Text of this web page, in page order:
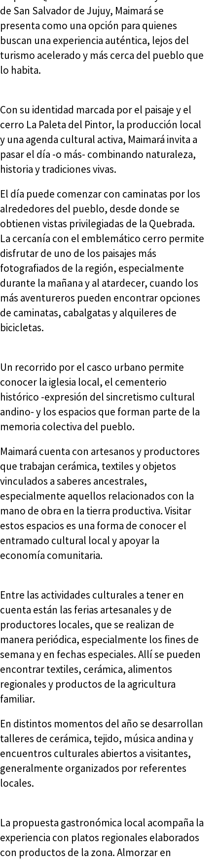
de San Salvador de Jujuy, Maimará se
presenta como una opción para quienes
buscan una experiencia auténtica, lejos del
turismo acelerado y más cerca del pueblo que
lo habita.
Con su identidad marcada por el paisaje y el
cerro La Paleta del Pintor, la producción local
y una agenda cultural activa, Maimará invita a
pasar el día -o más- combinando naturaleza,
historia y tradiciones vivas.
El día puede comenzar con caminatas por los
alrededores del pueblo, desde donde se
obtienen vistas privilegiadas de la Quebrada.
La cercanía con el emblemático cerro permite
disfrutar de uno de los paisajes más
fotografiados de la región, especialmente
durante la mañana y al atardecer, cuando los
más aventureros pueden encontrar opciones
de caminatas, cabalgatas y alquileres de
bicicletas.
Un recorrido por el casco urbano permite
conocer la iglesia local, el cementerio
histórico -expresión del sincretismo cultural
andino- y los espacios que forman parte de la
memoria colectiva del pueblo.
Maimará cuenta con artesanos y productores
que trabajan cerámica, textiles y objetos
vinculados a saberes ancestrales,
especialmente aquellos relacionados con la
mano de obra en la tierra productiva. Visitar
estos espacios es una forma de conocer el
entramado cultural local y apoyar la
economía comunitaria.
Entre las actividades culturales a tener en
cuenta están las ferias artesanales y de
productores locales, que se realizan de
manera periódica, especialmente los fines de
semana y en fechas especiales. Allí se pueden
encontrar textiles, cerámica, alimentos
regionales y productos de la agricultura
familiar.
En distintos momentos del año se desarrollan
talleres de cerámica, tejido, música andina y
encuentros culturales abiertos a visitantes,
generalmente organizados por referentes
locales.
La propuesta gastronómica local acompaña la
experiencia con platos regionales elaborados
con productos de la zona. Almorzar en